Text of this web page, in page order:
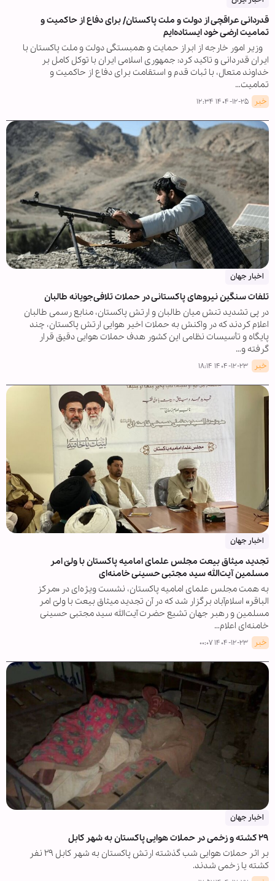
قدردانی عراقچی از دولت و ملت پاکستان/ برای دفاع از حاکمیت و
تمامیت ارضی خود ایستاده‌ایم
وزیر امور خارجه از ابراز حمایت و همبستگی دولت و ملت پاکستان با
ایران قدردانی و تاکید کرد: جمهوری اسلامی ایران با توکل کامل بر
خداوند متعال، با ثبات قدم و استقامت برای دفاع از حاکمیت و
تمامیت…
خبر ۱۴۰۴-۱۲-۲۵ ۱۲:۳۴
اخبار جهان
تلفات سنگین نیروهای پاکستانی در حملات تلافی‌جویانه طالبان
در پی تشدید تنش‌ میان طالبان و ارتش پاکستان، منابع رسمی طالبان
اعلام کردند که در واکنش به حملات اخیر هوایی ارتش پاکستان، چند
پایگاه و تأسیسات نظامی این کشور هدف حملات هوایی دقیق قرار
گرفته و…
خبر ۱۴۰۴-۱۲-۲۳ ۱۸:۱۴
اخبار جهان
تجدید میثاق بیعت مجلس علمای امامیه پاکستان با ولیّ امر
مسلمین آیت‌الله سید مجتبی حسینی خامنه‌ای
به همت مجلس علمای امامیه پاکستان، نشست ویژه‌ای در «مرکز
الباقر» اسلام‌آباد برگزار شد که در آن تجدید میثاق بیعت با ولیّ امر
مسلمین و رهبر جهان تشیع حضرت آیت‌الله سید مجتبی حسینی
خامنه‌ای اعلام…
خبر ۱۴۰۴-۱۲-۲۳ ۰۰:۰۷
اخبار جهان
۲۹ کشته و زخمی در حملات هوایی پاکستان به شهر کابل
بر اثر حملات هوایی شب گذشته ارتش پاکستان به شهر کابل ۲۹ نفر
کشته یا زخمی شدند.